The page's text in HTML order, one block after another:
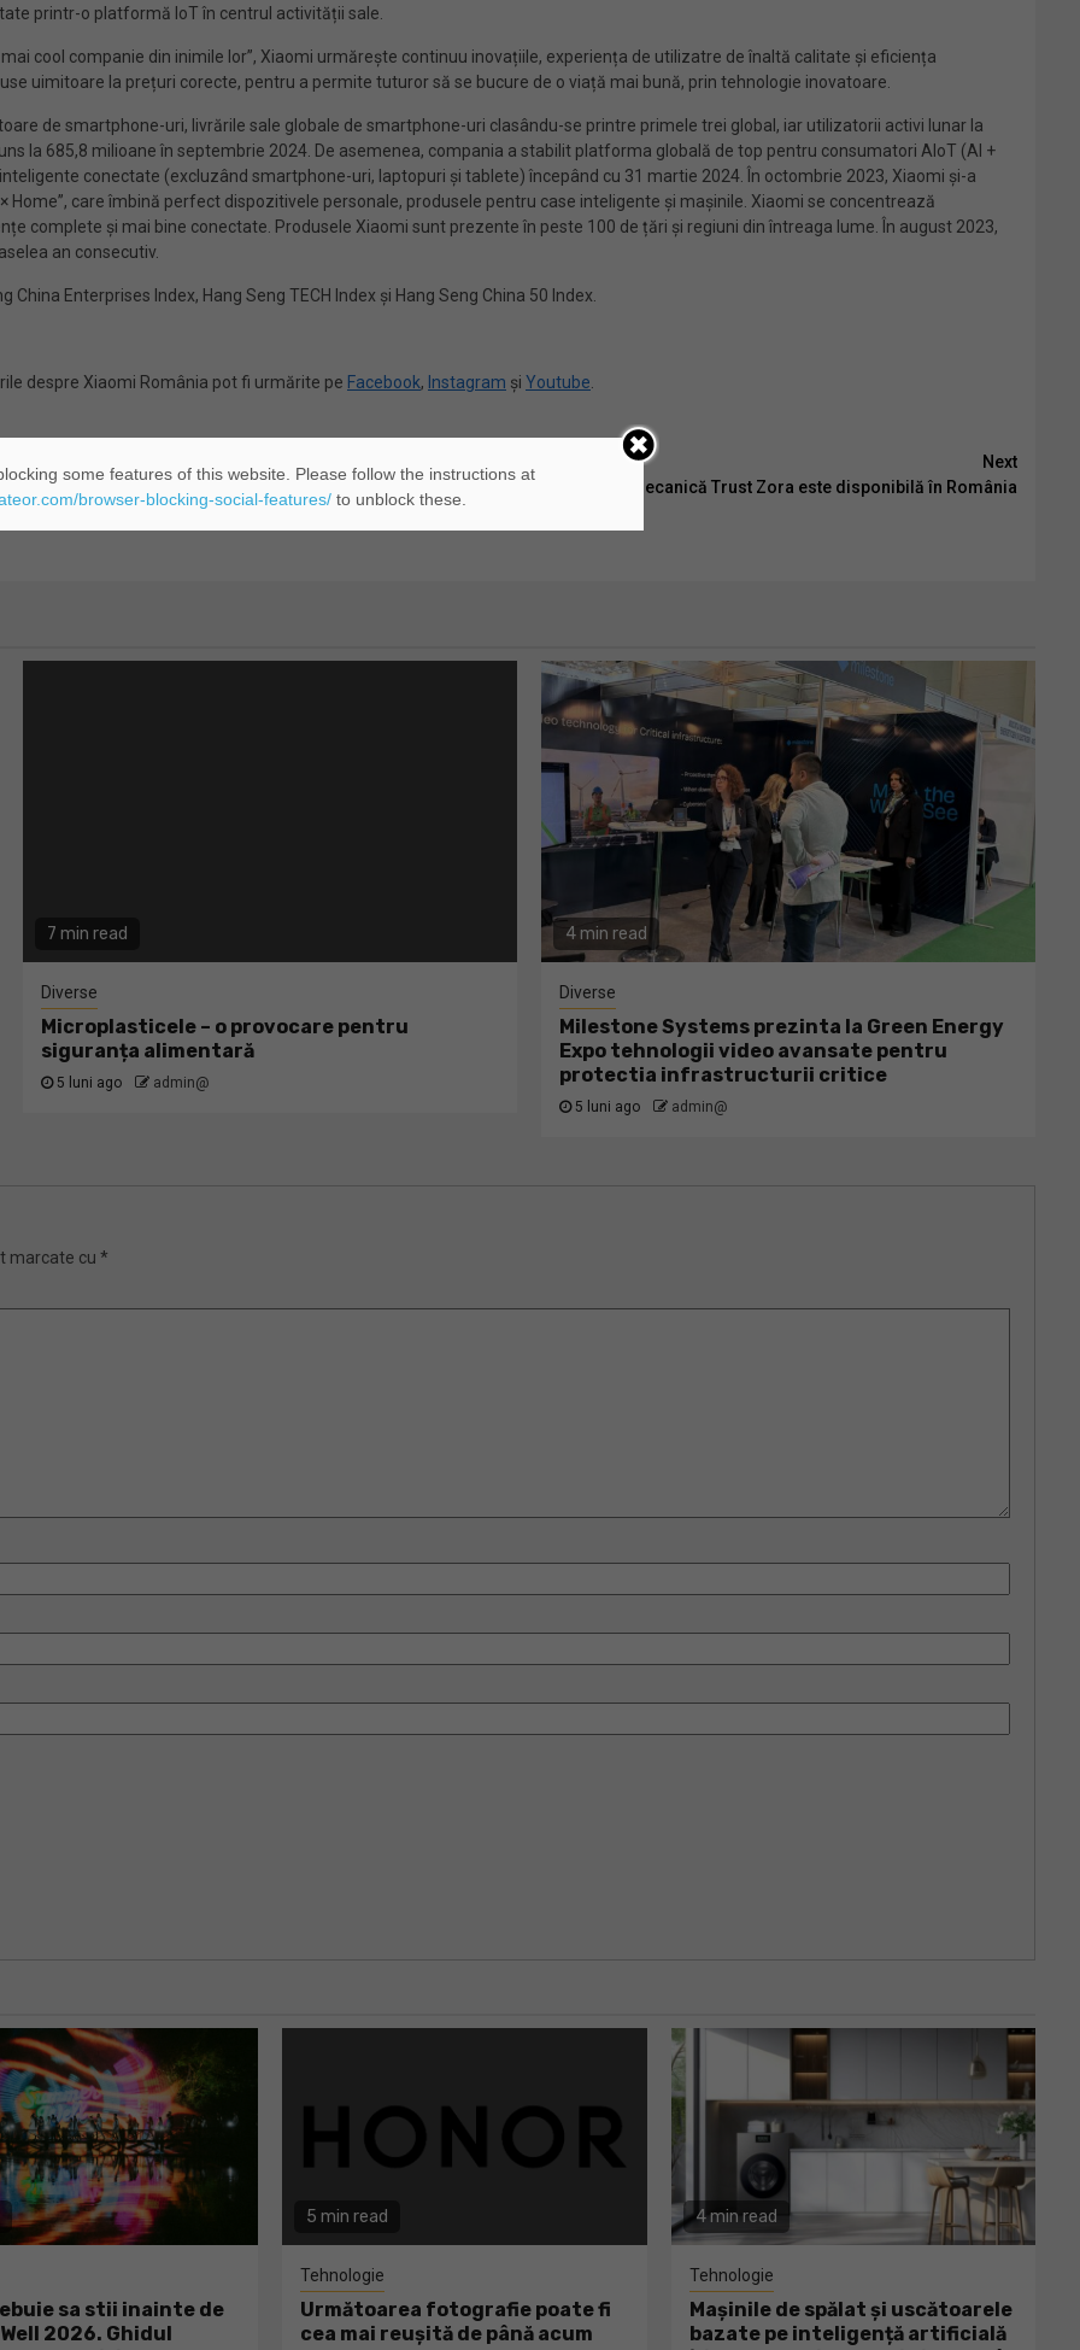
printr-o platformă IoT în centrul activității sale.
cool companie din inimile lor”, Xiaomi urmărește continuu inovațiile, experiența de utilizatre de înaltă calitate și eficiența
uimitoare la prețuri corecte, pentru a permite tuturor să se bucure de o viață mai bună, prin tehnologie inovatoare.
de smartphone-uri, livrările sale globale de smartphone-uri clasându-se printre primele trei global, iar utilizatorii activi lunar la
la 685,8 milioane în septembrie 2024. De asemenea, compania a stabilit platforma globală de top pentru consumatori AIoT (AI +
conectate (excluzând smartphone-uri, laptopuri și tablete) începând cu 31 martie 2024. În octombrie 2023, Xiaomi și-a
Home”, care îmbină perfect dispozitivele personale, produsele pentru case inteligente și mașinile. Xiaomi se concentrează
complete și mai bine conectate. Produsele Xiaomi sunt prezente în peste 100 de țări și regiuni din întreaga lume. În august 2023,
an consecutiv.
Enterprises Index, Hang Seng TECH Index și Hang Seng China 50 Index.
despre Xiaomi România pot fi urmărite pe Facebook, Instagram și Youtube
emoțional în relații. Aceasta
de cel în mediul digital cu
Next
Noua tastatură mecanică Trust Zora este disponibilă în România
7 min read
Diverse
Microplasticele – o provocare pentru
siguranța alimentară
5 luni ago admin@
4 min read
Diverse
Milestone Systems prezinta la Green Energy
Expo tehnologii video avansate pentru
protectia infrastructurii critice
5 luni ago admin@
marcate cu *
sa stii inainte de
2026. Ghidul
5 min read
Tehnologie
Următoarea fotografie poate fi
cea mai reușită de până acum
4 min read
Tehnologie
Mașinile de spălat și uscătoarele
bazate pe inteligență artificială
some features of this website. Please follow the instructions at
browser-blocking-social-features/to unblock these.